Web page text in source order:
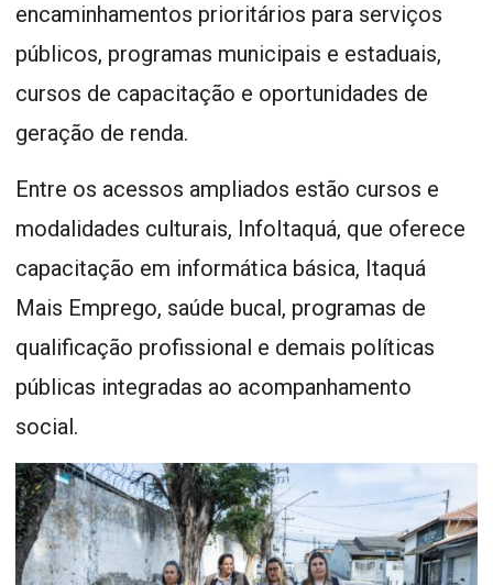
encaminhamentos prioritários para serviços
públicos, programas municipais e estaduais,
cursos de capacitação e oportunidades de
geração de renda.
Entre os acessos ampliados estão cursos e
modalidades culturais, InfoItaquá, que oferece
capacitação em informática básica, Itaquá
Mais Emprego, saúde bucal, programas de
qualificação profissional e demais políticas
públicas integradas ao acompanhamento
social.